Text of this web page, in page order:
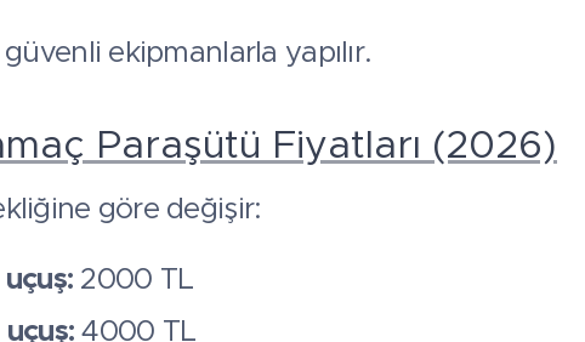
ekipmanlarla yapılır.
Paraşütü Fiyatları (2026)
göre değişir:
2000 TL
4000 TL